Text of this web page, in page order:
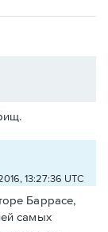
13:27:36 UTC
Баррасе,
самых